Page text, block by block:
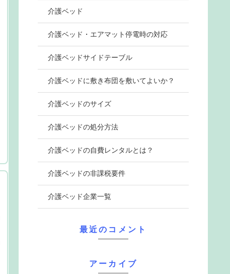
介護ベッド
介護ベッド・エアマット停電時の対応
介護ベッドサイドテーブル
介護ベッドに敷き布団を敷いてよいか？
介護ベッドのサイズ
介護ベッドの処分方法
介護ベッドの自費レンタルとは？
介護ベッドの非課税要件
介護ベッド企業一覧
最近のコメント
アーカイブ